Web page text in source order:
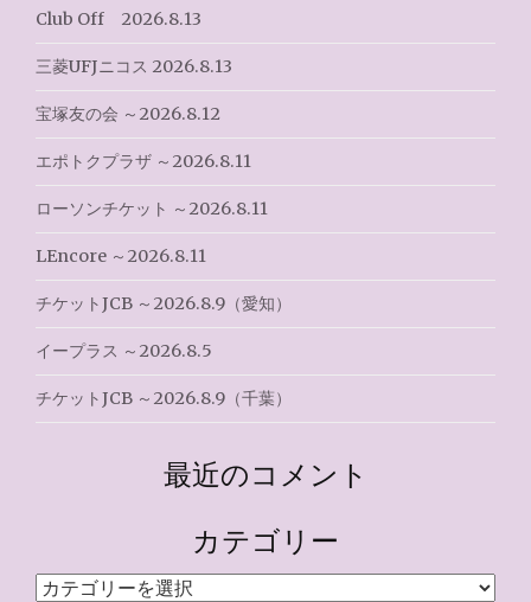
ョ
ン
Club Off 2026.8.13
三菱UFJニコス 2026.8.13
宝塚友の会 ～2026.8.12
エポトクプラザ ～2026.8.11
ローソンチケット ～2026.8.11
LEncore ～2026.8.11
チケットJCB ～2026.8.9（愛知）
イープラス ～2026.8.5
チケットJCB ～2026.8.9（千葉）
最近のコメント
カテゴリー
カ